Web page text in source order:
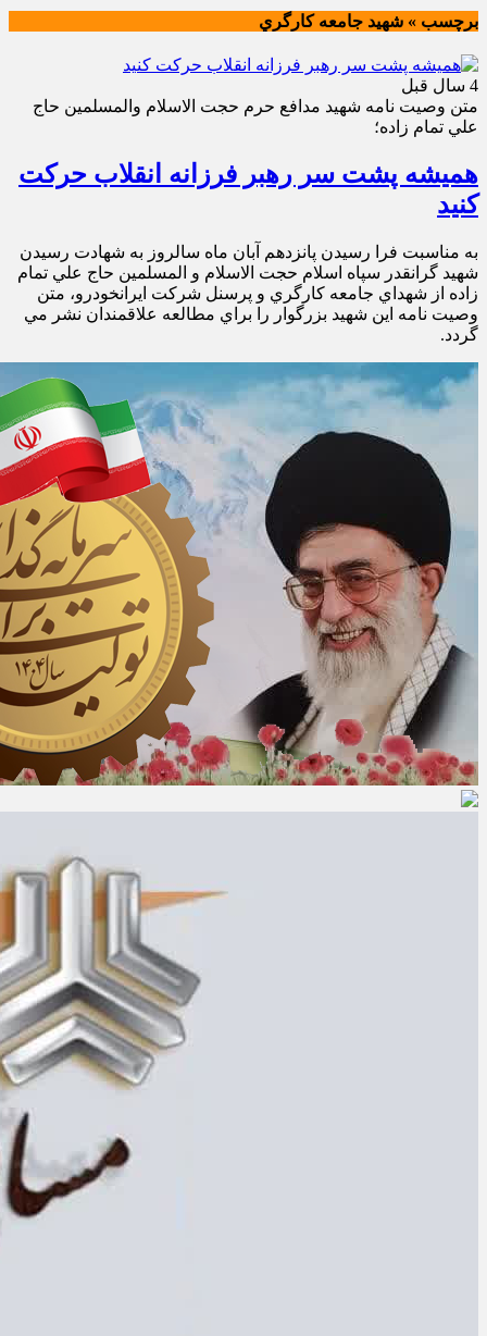
برچسب » شهيد جامعه كارگري
4 سال قبل
متن وصيت نامه شهيد مدافع حرم حجت الاسلام والمسلمين حاج
علي تمام زاده؛
همیشه پشت سر رهبر فرزانه انقلاب حرکت
کنید
به مناسبت فرا رسيدن پانزدهم آبان ماه سالروز به شهادت رسيدن
شهيد گرانقدر سپاه اسلام حجت الاسلام و المسلمين حاج علي تمام
زاده از شهداي جامعه كارگري و پرسنل شركت ايرانخودرو، متن
وصيت نامه اين شهيد بزرگوار را براي مطالعه علاقمندان نشر مي
گردد.